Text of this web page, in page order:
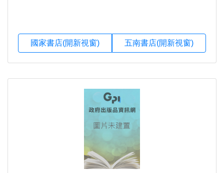
國家書店(開新視窗) 五南書店(開新視窗)